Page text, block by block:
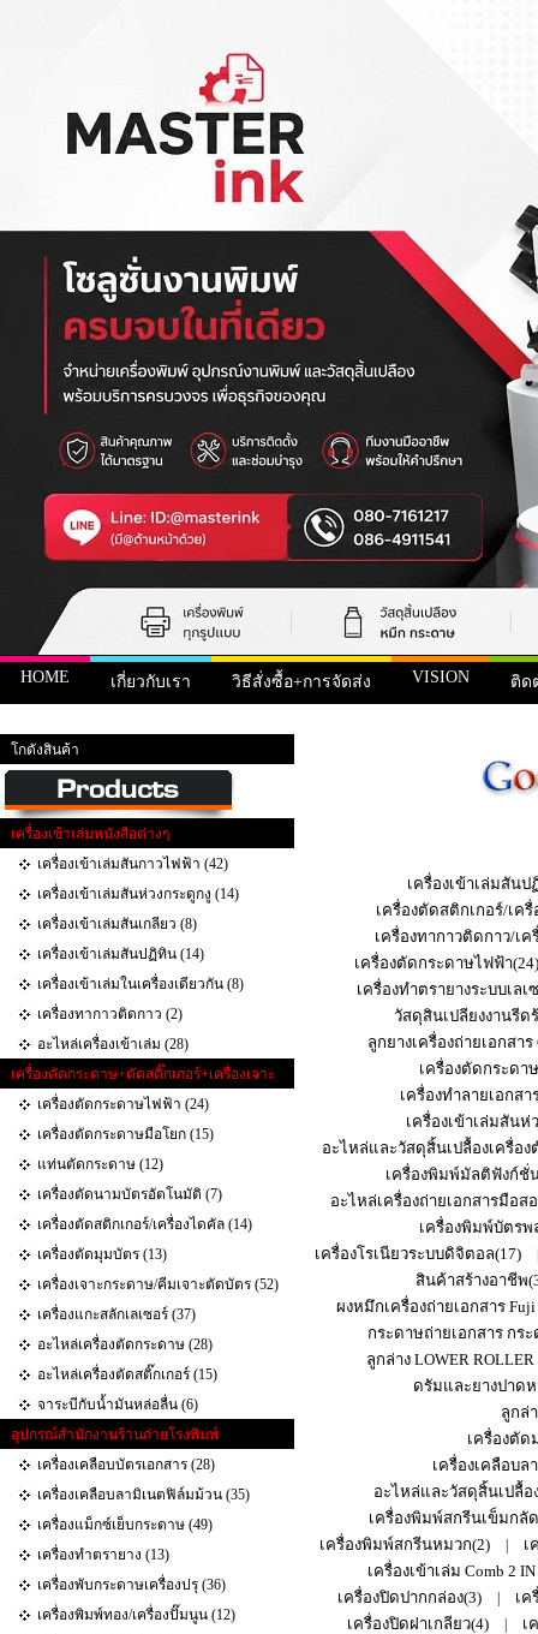
HOME เกี่ยวกับเรา วิธีสั่งซื้อ+การจัดส่ง VISION ติด
โกดังสินค้า
เครื่องเข้าเล่มหนังสือต่างๆ
เครื่องเข้าเล่มสันกาวไฟฟ้า (42)
เครื่องเข้าเล่มสันห่วงกระดูกงู (14)
เครื่องเข้าเล่มสันเกลียว (8)
เครื่องเข้าเล่มสันปฏิทิน (14)
เครื่องเข้าเล่มในเครื่องเดียวกัน (8)
เครื่องทากาวติดกาว (2)
อะไหล่เครื่องเข้าเล่ม (28)
เครื่องตัดกระดาษ+ตัดสติ๊กเกอร์+เครื่องเจาะ
เครื่องตัดกระดาษไฟฟ้า (24)
เครื่องตัดกระดาษมือโยก (15)
แท่นตัดกระดาษ (12)
เครื่องตัดนามบัตรอัตโนมัติ (7)
เครื่องตัดสติกเกอร์/เครื่องไดคัล (14)
เครื่องตัดมุมบัตร (13)
เครื่องเจาะกระดาษ/คีมเจาะตัดบัตร (52)
เครื่องแกะสลักเลเซอร์ (37)
อะไหล่เครื่องตัดกระดาษ (28)
อะไหล่เครื่องตัดสติ๊กเกอร์ (15)
จาระบีกับน้ำมันหล่อลื่น (6)
อุปกรณ์สำนักงานร้านถ่ายโรงพิมพ์
เครื่องเคลือบบัตรเอกสาร (28)
เครื่องเคลือบลามิเนตฟิล์มม้วน (35)
เครื่องแม็กซ์เย็บกระดาษ (49)
เครื่องทำตรายาง (13)
เครื่องพับกระดาษเครื่องปรุ (36)
เครื่องพิมพ์ทอง/เครื่องปั๊มนูน (12)
เครื่องเข้าเล่มสันป
เครื่องตัดสติกเกอร์/เค
เครื่องทากาวติดกาว/เค
เครื่องตัดกระดาษไฟฟ้า(24)
เครื่องทำตรายางระบบเลเ
วัสดุสินเปลียงงานรีด
ลูกยางเครื่องถ่ายเอกสาร
เครื่องตัดกระดา
เครื่องทำลายเอกส
เครื่องเข้าเล่มสันห่
อะไหล่และวัสดุสิ้นเปลื้องเครื่อง
เครื่องพิมพ์มัลติฟังก์ชั่
อะไหล่เครื่องถ่ายเอกสารมือสอ
เครื่องพิมพ์บัตรพ
เครื่องโรเนียวระบบดิจิตอล(17)
สินค้าสร้างอาชีพ
ผงหมึกเครื่องถ่ายเอกสาร Fuji
กระดาษถ่ายเอกสาร กร
ลูกล่าง LOWER ROLLER
ดรัมและยางปาดห
ลูกล่
เครื่องตั
เครื่องเคลือบ
อะไหล่และวัสดุสิ้นเปลื้อ
เครื่องพิมพ์สกรีนเข็มกลั
เครื่องพิมพ์สกรีนหมวก(2)
เ
เครื่องเข้าเล่ม Comb 2
เครื่องปิดปากกล่อง(3)
เค
เครื่องปิดฝาเกลียว(4)
เ